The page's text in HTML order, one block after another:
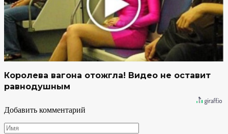
Королева вагона отожгла! Видео не оставит
равнодушным
Добавить комментарий
Имя